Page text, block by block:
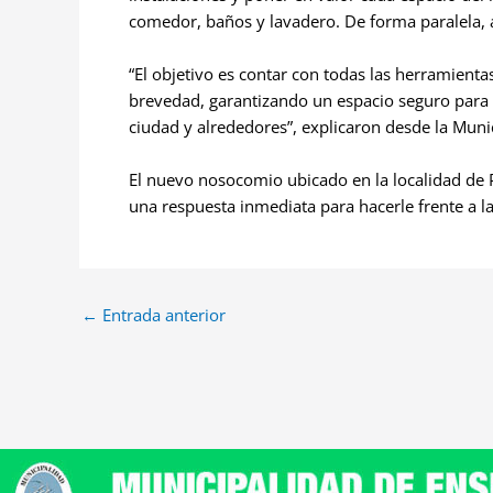
comedor, baños y lavadero. De forma
“El objetivo es contar con todas las
brevedad, garantizando un espacio seguro
ciudad y alrededores”, explicaron desde la
El nuevo nosocomio ubicado en la localidad
una respuesta inmediata para hacerle frente a
← Entrada anterior